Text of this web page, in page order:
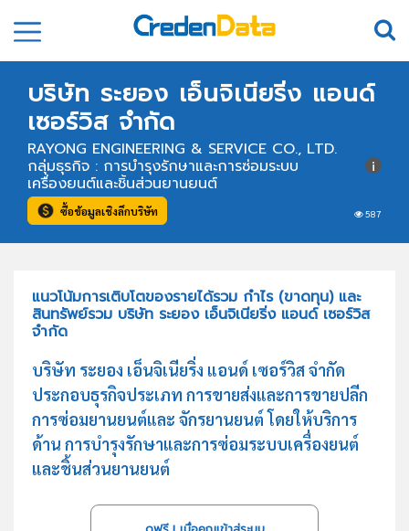
บริษัท ระยอง เอ็นจิเนียริ่ง แอนด์
เซอร์วิส จำกัด
RAYONG ENGINEERING & SERVICE CO., LTD.
587
กลุ่มธุรกิจ : การบำรุงรักษาและการซ่อมระบบ
เครื่องยนต์และชิ้นส่วนยานยนต์
ซื้อข้อมูลเชิงลึกบริษัท
แนวโน้มการเติบโตของรายได้รวม กำไร (ขาดทุน) และ
สินทรัพย์รวม บริษัท ระยอง เอ็นจิเนียริ่ง แอนด์ เซอร์วิส
จำกัด
บริษัท ระยอง เอ็นจิเนียริ่ง แอนด์ เซอร์วิส จำกัด
ประกอบธุรกิจประเภท การขายส่งและการขายปลีก
การซ่อมยานยนต์และ จักรยานยนต์ โดยให้บริการ
ด้าน การบำรุงรักษาและการซ่อมระบบเครื่องยนต์
และชิ้นส่วนยานยนต์